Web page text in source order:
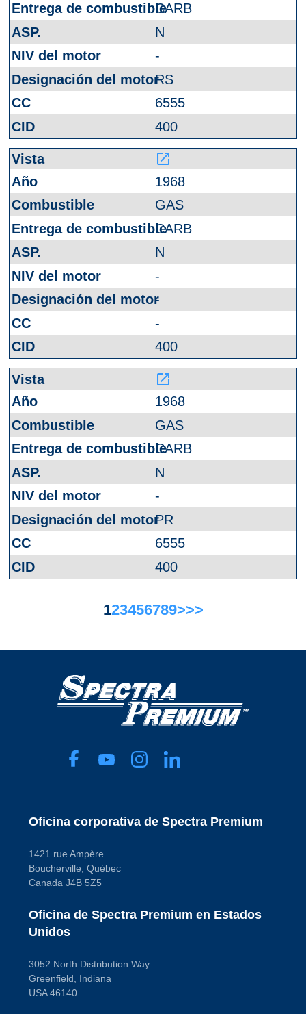
CARB
N
-
RS
6555
400
launch
1968
GAS
CARB
N
-
-
-
400
launch
1968
GAS
CARB
N
-
PR
6555
400
123456789>>>
Oficina corporativa de Spectra Premium
1421 rue Ampère
Boucherville, Québec
Canada J4B 5Z5
Oficina de Spectra Premium en Estados
Unidos
3052 North Distribution Way
Greenfield, Indiana
USA 46140